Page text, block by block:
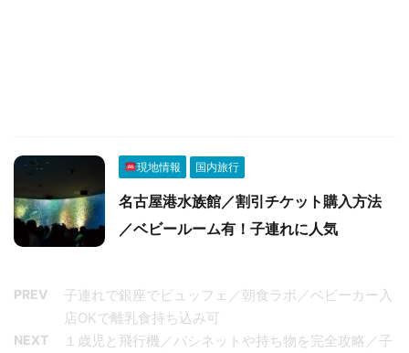
現地情報 国内旅行
名古屋港水族館／割引チケット購入方法
／ベビールーム有！子連れに人気
PREV
子連れで銀座でビュッフェ／朝食ラボ／ベビーカー入
店OKで離乳食持ち込み可
NEXT
１歳児と飛行機／バシネットや持ち物を完全攻略／子